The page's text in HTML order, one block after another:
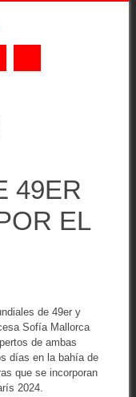
49ER
EL
de 49er y
Sofía Mallorca
de ambas
días en la bahía de
que se incorporan
2024.